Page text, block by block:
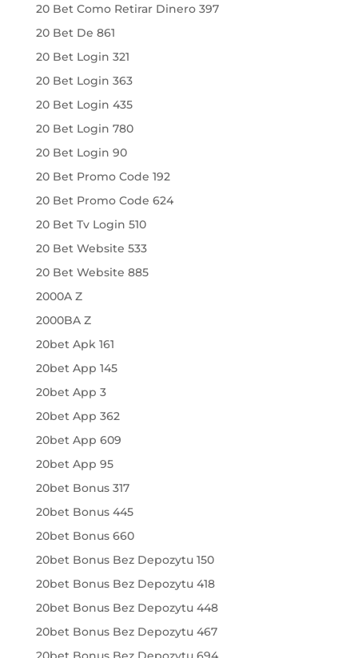
20 Bet Como Retirar Dinero 397
20 Bet De 861
20 Bet Login 321
20 Bet Login 363
20 Bet Login 435
20 Bet Login 780
20 Bet Login 90
20 Bet Promo Code 192
20 Bet Promo Code 624
20 Bet Tv Login 510
20 Bet Website 533
20 Bet Website 885
2000A Z
2000BA Z
20bet Apk 161
20bet App 145
20bet App 3
20bet App 362
20bet App 609
20bet App 95
20bet Bonus 317
20bet Bonus 445
20bet Bonus 660
20bet Bonus Bez Depozytu 150
20bet Bonus Bez Depozytu 418
20bet Bonus Bez Depozytu 448
20bet Bonus Bez Depozytu 467